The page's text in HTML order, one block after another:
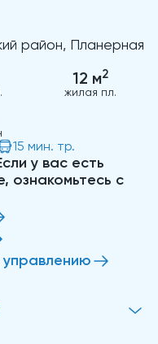
район, Планерная
12 м2
жилая пл.
15 мин. тр.
у вас есть
ознакомьтесь с
управлению